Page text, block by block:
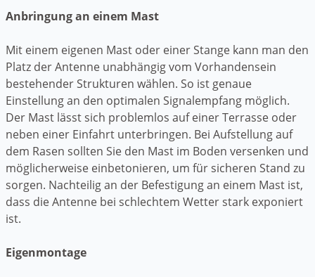
Anbringung an einem Mast
Mit einem eigenen Mast oder einer Stange kann man den
Platz der Antenne unabhängig vom Vorhandensein
bestehender Strukturen wählen. So ist genaue
Einstellung an den optimalen Signalempfang möglich.
Der Mast lässt sich problemlos auf einer Terrasse oder
neben einer Einfahrt unterbringen. Bei Aufstellung auf
dem Rasen sollten Sie den Mast im Boden versenken und
möglicherweise einbetonieren, um für sicheren Stand zu
sorgen. Nachteilig an der Befestigung an einem Mast ist,
dass die Antenne bei schlechtem Wetter stark exponiert
ist.
Eigenmontage